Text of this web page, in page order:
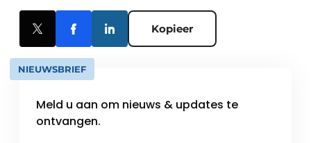
Kopieer
NIEUWSBRIEF
Meld u aan om nieuws & updates te
ontvangen.